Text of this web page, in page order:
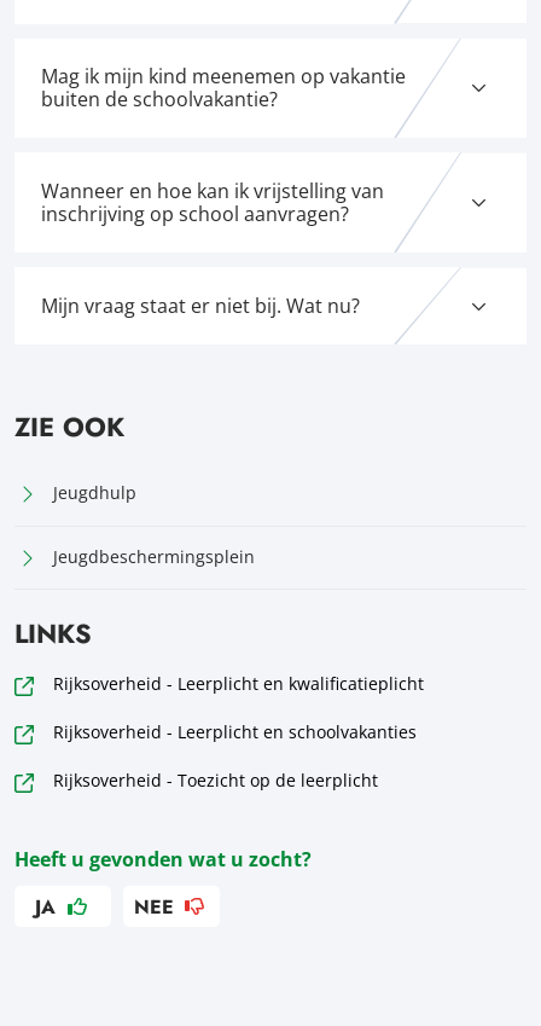
Mag ik mijn kind meenemen op vakantie
buiten de schoolvakantie?
Wanneer en hoe kan ik vrijstelling van
inschrijving op school aanvragen?
Mijn vraag staat er niet bij. Wat nu?
ZIE OOK
Jeugdhulp
Jeugdbeschermingsplein
LINKS
Rijksoverheid - Leerplicht en kwalificatieplicht
Rijksoverheid - Leerplicht en schoolvakanties
Rijksoverheid - Toezicht op de leerplicht
Heeft u gevonden wat u zocht?
JA NEE